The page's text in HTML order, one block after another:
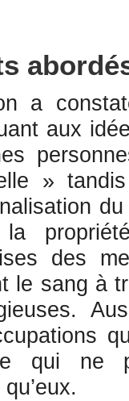
a
aux
»
la
des
le sang à
qui ne